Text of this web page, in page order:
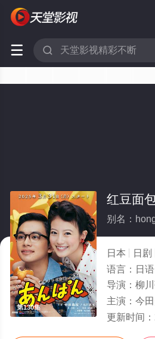
 
第130集
红豆面
别名：
日本 日剧
语言： 日语
导演： 柳
主演： 今田美樱,北村
更新时间：